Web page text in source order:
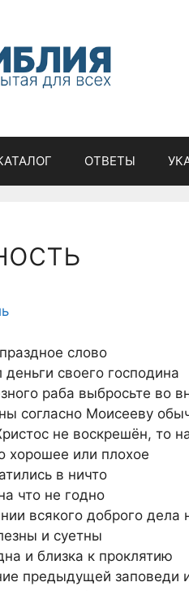
ОТВЕТЫ
слово
своего господина
раба выбросьте во
согласно Моисееву
не воскрешён, то
хорошее или плохое
в ничто
что не годно
всякого доброго дела
и суетны
и близка к проклятию
предыдущей заповеди